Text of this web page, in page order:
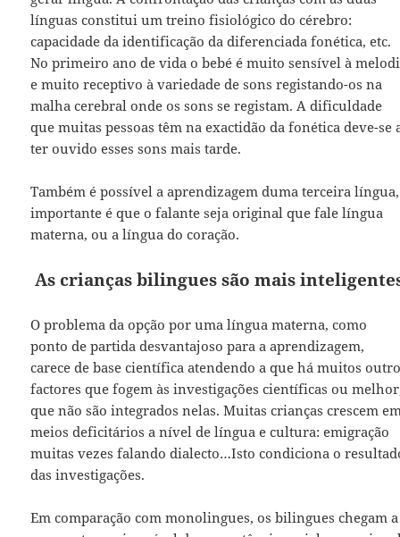
línguas constitui um treino fisiológico do cérebro:
capacidade da identificação da diferenciada fonética, etc.
No primeiro ano de vida o bebé é muito sensível à
e muito receptivo à variedade de sons registando-os na
malha cerebral onde os sons se registam. A dificuldade
que muitas pessoas têm na exactidão da fonética deve-se
ter ouvido esses sons mais tarde.
Também é possível a aprendizagem duma terceira língua,
importante é que o falante seja original que fale língua
materna, ou a língua do coração.
As crianças bilingues são mais
O problema da opção por uma língua materna, como
ponto de partida desvantajoso para a aprendizagem,
carece de base científica atendendo a que há muitos
factores que fogem às investigações científicas ou
que não são integrados nelas. Muitas crianças crescem
meios deficitários a nível de língua e cultura: emigração
muitas vezes falando dialecto…Isto condiciona o
das investigações.
Em comparação com monolingues, os bilingues chegam a